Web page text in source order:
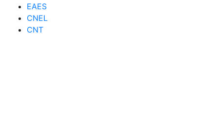
EAES
CNEL
CNT